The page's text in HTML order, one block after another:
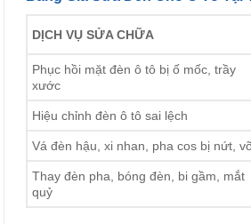
DỊCH VỤ SỬA CHỮA
Phục hồi mặt đèn ô tô bị ố mốc, trầy
xước
Hiệu chỉnh đèn ô tô sai lệch
Vá đèn hậu, xi nhan, pha cos bị nứt,
Thay đèn pha, bóng đèn, bi gầm, mắt
quỷ